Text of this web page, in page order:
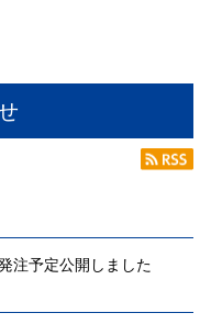
注予定公開しました